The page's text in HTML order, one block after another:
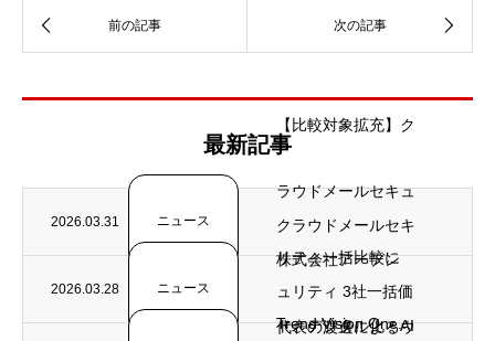
最新記事
2026.03.31 ニュース
【比較対象拡充】ク
ラウドメールセキュ
リティ一括比較に
Trend Vision One...
2026.03.28 ニュース
クラウドメールセキ
ュリティ 3社一括価
株式会社アーデン
ト、デジタル化・AI
代表の渡邊によるウ